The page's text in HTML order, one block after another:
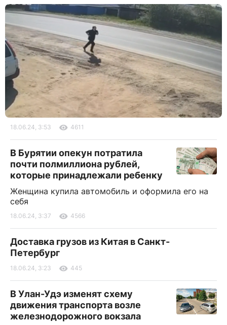
18.06.24, 3:53 4611
В Бурятии опекун потратила
почти полмиллиона рублей,
которые принадлежали ребенку
Женщина купила автомобиль и оформила его на
себя
18.06.24, 3:37 4566
Доставка грузов из Китая в Санкт-
Петербург
18.06.24, 3:23 445
В Улан-Удэ изменят схему
движения транспорта возле
железнодорожного вокзала